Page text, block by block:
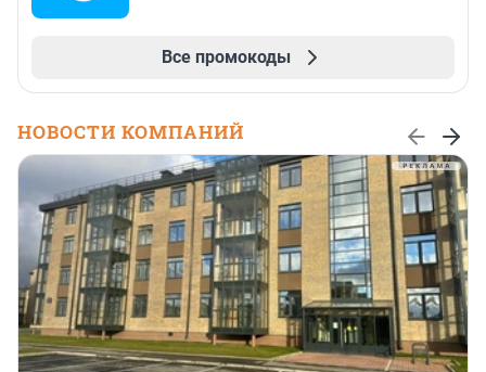
Все промокоды
НОВОСТИ КОМПАНИЙ